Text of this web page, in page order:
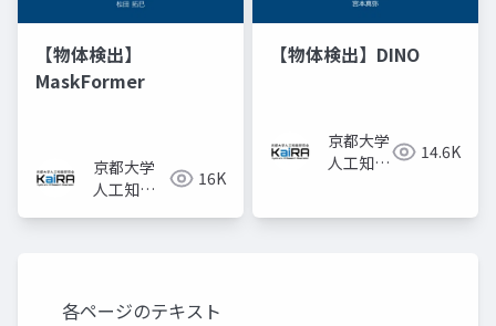
【物体検出】
MaskFormer
京都大学
人工知能
16K
【物体検出】DINO
京都大学
人工知能
14.6K
各ページのテキスト